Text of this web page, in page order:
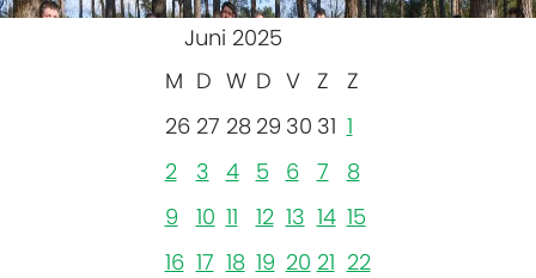
Juni 2025
M D W D V Z
Z
26 27 28 29 30 31 1
2
3 4 5 6 7
8
9
10 11 12 13 14 15
16 17 18 19 20 21 22